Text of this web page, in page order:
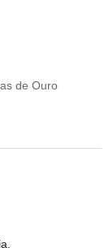
de Ouro